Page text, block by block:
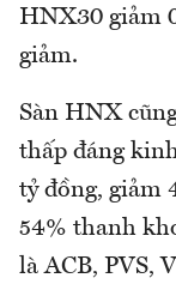
HNX30 giảm
giảm.
Sàn HNX
thấp đáng
tỷ đồng, giảm
54% thanh
là ACB, PVS,